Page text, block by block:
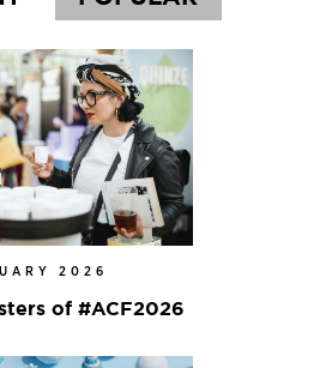
2026
of #ACF2026